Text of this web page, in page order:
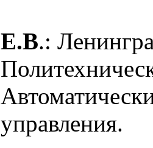
Е.В.:
управления.